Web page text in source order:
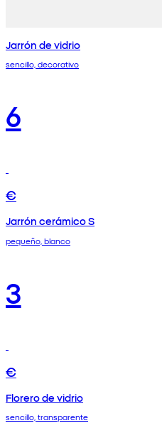
Jarrón de vidrio
sencillo, decorativo
6
€
Jarrón cerámico S
pequeño, blanco
3
€
Florero de vidrio
sencillo, transparente